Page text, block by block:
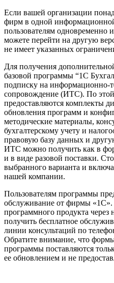
Если вашей организации
фирм в одной информационной
пользователям одновременно
можете перейти на другую
не имеет указанных
Для получения
базовой программы “1С
подписку на информационно-
сопровождение (ИТС). По
предоставляются комплекты
обновления программ и
методические материалы,
бухгалтерскому учету и
правовую базу данных и
ИТС можно получить как в
и в виде разовой поставки.
выбранного варианта и
нашей компании.
Пользователям программы
обслуживание от фирмы «1С».
программного продукта
получить бесплатное
линии консультаций по
Обратите внимание, что
программы поставляются
ее обновлением и не